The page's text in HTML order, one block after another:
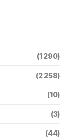
(1 290)
(2 258)
(10)
(3)
(44)